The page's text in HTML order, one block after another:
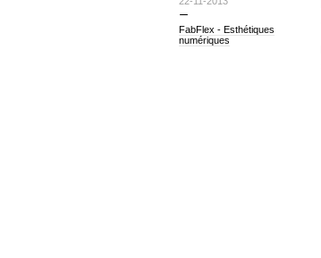
FabFlex - Esthétiques
numériques